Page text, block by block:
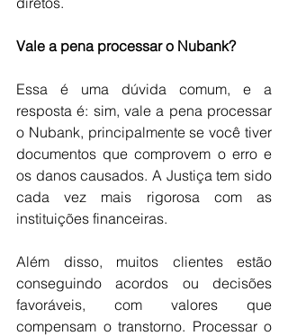
Vale a pena processar o Nubank?
Essa é uma dúvida comum, e a
resposta é: sim, vale a pena processar
o Nubank, principalmente se você tiver
documentos que comprovem o erro e
os danos causados. A Justiça tem sido
cada vez mais rigorosa com as
instituições financeiras.
Além disso, muitos clientes estão
conseguindo acordos ou decisões
favoráveis, com valores que
compensam o transtorno. Processar o